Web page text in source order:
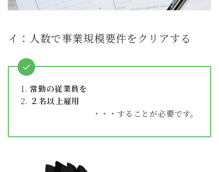
イ：人数で事業規模要件をクリアする
常勤の従業員を
２名以上雇用
・・・することが必要です。